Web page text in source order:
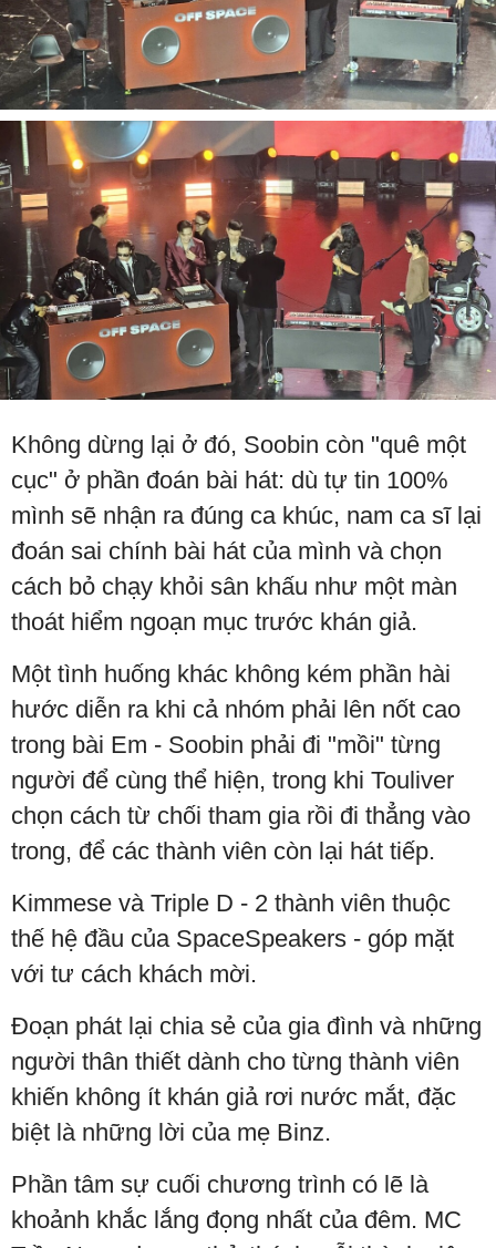
Không dừng lại ở đó, Soobin còn "quê một
cục" ở phần đoán bài hát: dù tự tin 100%
mình sẽ nhận ra đúng ca khúc, nam ca sĩ lại
đoán sai chính bài hát của mình và chọn
cách bỏ chạy khỏi sân khấu như một màn
thoát hiểm ngoạn mục trước khán giả.
Một tình huống khác không kém phần hài
hước diễn ra khi cả nhóm phải lên nốt cao
trong bài Em - Soobin phải đi "mồi" từng
người để cùng thể hiện, trong khi Touliver
chọn cách từ chối tham gia rồi đi thẳng vào
trong, để các thành viên còn lại hát tiếp.
Kimmese và Triple D - 2 thành viên thuộc
thế hệ đầu của SpaceSpeakers - góp mặt
với tư cách khách mời.
Đoạn phát lại chia sẻ của gia đình và những
người thân thiết dành cho từng thành viên
khiến không ít khán giả rơi nước mắt, đặc
biệt là những lời của mẹ Binz.
Phần tâm sự cuối chương trình có lẽ là
khoảnh khắc lắng đọng nhất của đêm. MC